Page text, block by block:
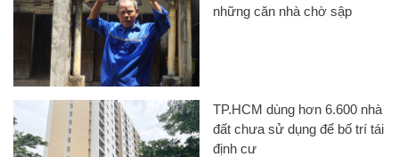
những căn nhà chờ sập
TP.HCM dùng hơn 6.600 nhà
đất chưa sử dụng để bố trí tái
định cư